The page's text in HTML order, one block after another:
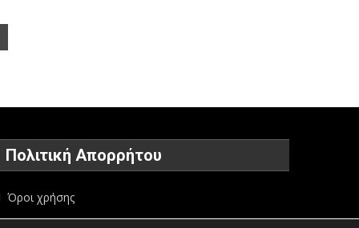
Πολιτική Απορρήτου
Όροι χρήσης